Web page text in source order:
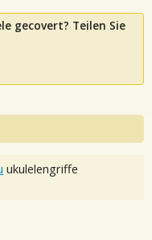
gecovert? Teilen Sie
ukulelengriffe